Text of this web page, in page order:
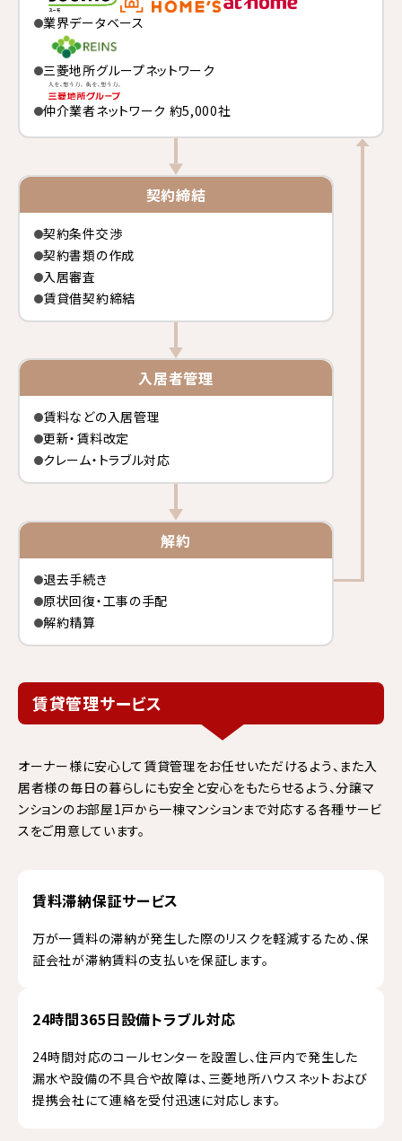
業界データベース
三菱地所グループネットワーク
仲介業者ネットワーク 約5,000社
契約締結
契約条件交渉
契約書類の作成
入居審査
賃貸借契約締結
入居者管理
賃料などの入居管理
更新・賃料改定
クレーム・トラブル対応
解約
退去手続き
原状回復・工事の手配
解約精算
賃貸管理サービス
オーナー様に安心して賃貸管理をお任せいただけるよう、また入
居者様の毎日の暮らしにも安全と安心をもたらせるよう、分譲マ
ンションのお部屋1戸から一棟マンションまで対応する各種サービ
スをご用意しています。
賃料滞納保証サービス
万が一賃料の滞納が発生した際のリスクを軽減するため、保
証会社が滞納賃料の支払いを保証します。
24時間365日設備トラブル対応
24時間対応のコールセンターを設置し、住戸内で発生した
漏水や設備の不具合や故障は、三菱地所ハウスネットおよび
提携会社にて連絡を受付迅速に対応します。